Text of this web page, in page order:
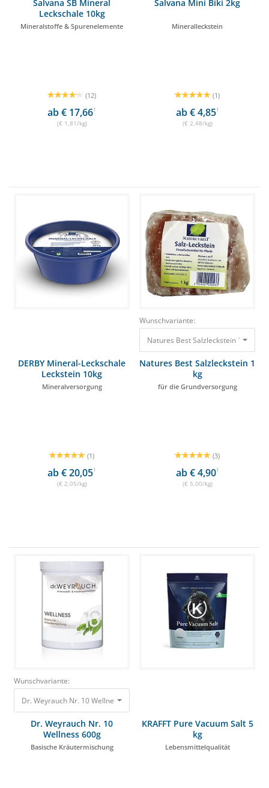
Salvana SB Mineral
Leckschale 10kg
Mineralstoffe & Spurenelemente
(12)
ab € 17,661
(€ 1,81/kg)
Salvana Mini Biki 2kg
Mineralleckstein
(1)
ab € 4,851
(€ 2,48/kg)
DERBY Mineral-Leckschale
Leckstein 10kg
Mineralversorgung
(1)
ab € 20,051
(€ 2,05/kg)
Wunschvariante:
Natures Best Salzleckstein 1 kg für
Natures Best Salzleckstein 1
kg
für die Grundversorgung
(3)
ab € 4,901
(€ 5,00/kg)
Wunschvariante:
Dr. Weyrauch Nr. 10 Wellness 600g Basische Kräutermischung 38,95 €
Dr. Weyrauch Nr. 10
Wellness 600g
Basische Kräutermischung
KRAFFT Pure Vacuum Salt 5
kg
Lebensmittelqualität